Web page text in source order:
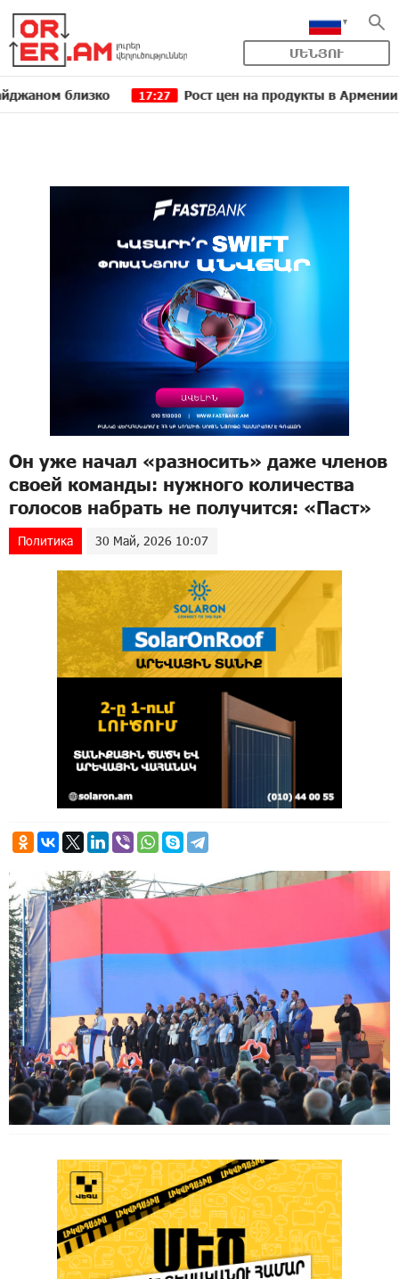
ՄԵՆՅՈՒ
близко 17:27 Рост цен на продукты в Армении
Он уже начал «разносить» даже членов
своей команды: нужного количества
голосов набрать не получится: «Паст»
Политика 30 Май, 2026 10:07